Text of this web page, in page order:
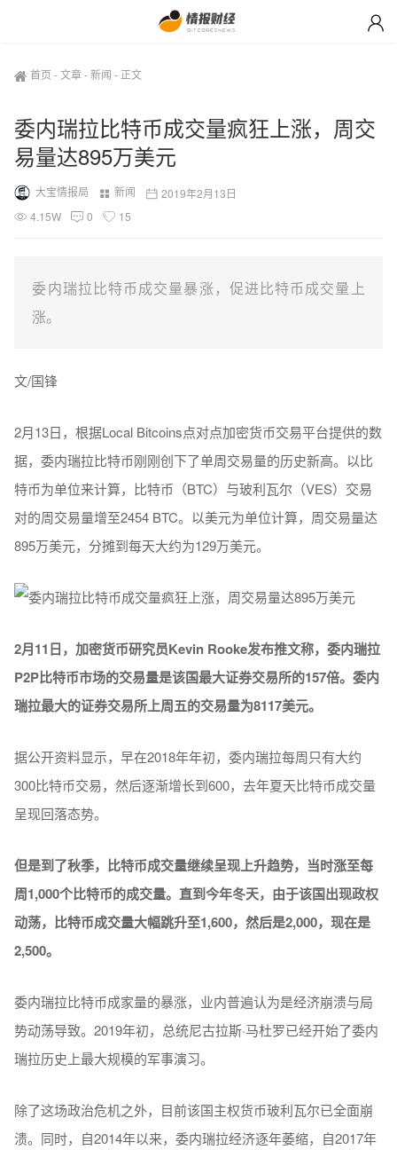
首页 -文章-新闻 - 正文
委内瑞拉比特币成交量疯狂上涨，周交
易量达895万美元
大宝情报局 新闻
2019年2月13日
4.15W
0 15
委内瑞拉比特币成交量暴涨，促进比特币成交量上
涨。
文/国锋
2月13日，根据Local Bitcoins点对点加密货币交易平台提供的数
据，委内瑞拉比特币刚刚创下了单周交易量的历史新高。以比
特币为单位来计算，比特币（BTC）与玻利瓦尔（VES）交易
对的周交易量增至2454 BTC。以美元为单位计算，周交易量达
895万美元，分摊到每天大约为129万美元。
2月11日，加密货币研究员Kevin Rooke发布推文称，委内瑞拉
P2P比特币市场的交易量是该国最大证券交易所的157倍。委内
瑞拉最大的证券交易所上周五的交易量为8117美元。
据公开资料显示，早在2018年年初，委内瑞拉每周只有大约
300比特币交易，然后逐渐增长到600，去年夏天比特币成交量
呈现回落态势。
但是到了秋季，比特币成交量继续呈现上升趋势，当时涨至每
周1,000个比特币的成交量。直到今年冬天，由于该国出现政权
动荡，比特币成交量大幅跳升至1,600，然后是2,000，现在是
2,500。
委内瑞拉比特币成家量的暴涨，业内普遍认为是经济崩溃与局
势动荡导致。2019年初，总统尼古拉斯·马杜罗已经开始了委内
瑞拉历史上最大规模的军事演习。
除了这场政治危机之外，目前该国主权货币玻利瓦尔已全面崩
溃。同时，自2014年以来，委内瑞拉经济逐年萎缩，自2017年